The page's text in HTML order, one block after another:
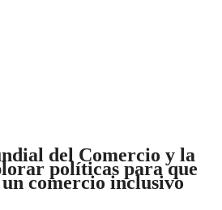
del Comercio y la
políticas para que
comercio inclusivo